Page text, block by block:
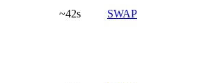
~42s SWAP